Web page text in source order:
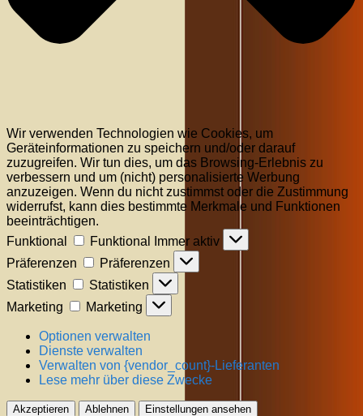
Wir verwenden Technologien wie Cookies, um
Geräteinformationen zu speichern und/oder darauf
zuzugreifen. Wir tun dies, um das Browsing-Erlebnis zu
verbessern und um (nicht) personalisierte Werbung
anzuzeigen. Wenn du nicht zustimmst oder die Zustimmung
widerrufst, kann dies bestimmte Merkmale und Funktionen
beeinträchtigen.
Funktional
Funktional
Immer aktiv
Präferenzen
Präferenzen
Statistiken
Statistiken
Marketing
Marketing
Optionen verwalten
Dienste verwalten
Verwalten von {vendor_count}-Lieferanten
Lese mehr über diese Zwecke
Akzeptieren Ablehnen
Einstellungen ansehen